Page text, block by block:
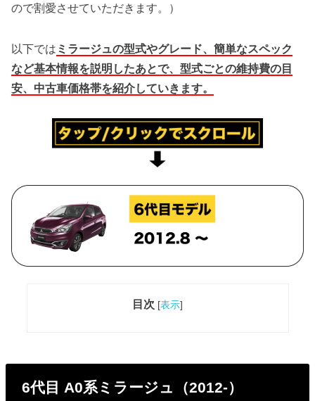
ので割愛させていただきます。）
以下では ミラージュの型式やグレード、簡単なスペック
など基本情報を説明したあとで、型式ごとの維持費の目
安、中古車価格帯を紹介していきます。
目次 [表示]
6代目 A0系ミラージュ（2012-）